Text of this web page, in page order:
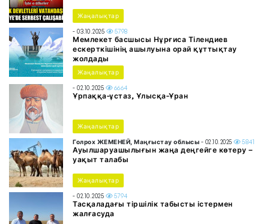
Жаңалықтар
- 03.10.2025 5798
Мемлекет басшысы Нұрғиса Тілендиев
ескерткішінің ашылуына орай құттықтау
жолдады
Жаңалықтар
- 02.10.2025 6664
Ұрпаққа-ұстаз, Ұлысқа-Ұран
Жаңалықтар
Голрох ЖЕМЕНЕЙ, Маңғыстау облысы - 02.10.2025 5841
Ауылшаруашылығын жаңа деңгейге көтеру –
уақыт талабы
Жаңалықтар
- 02.10.2025 5794
Тасқаладағы тіршілік табысты істермен
жалғасуда